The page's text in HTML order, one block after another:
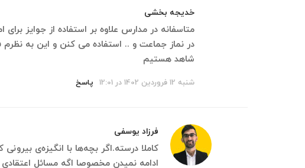
خدیجه بخشی
متاسفانه در مدارس علاوه بر استفاده از جوایز
در نماز جماعت و .‌‌. استفاده می کنن و این به
شاهد هستیم
شنبه 12 فروردین 1402 در 12:01 پاسخ
فرزاد یوسفی
کاملا درسته.اگر بچه‌ها با انگیزه‌ی
ادامه نمیدن مخصوصا اگه مسائل